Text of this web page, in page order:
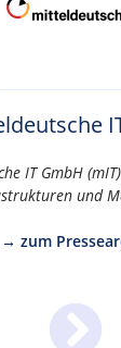
IT GmbH
und
→ zum